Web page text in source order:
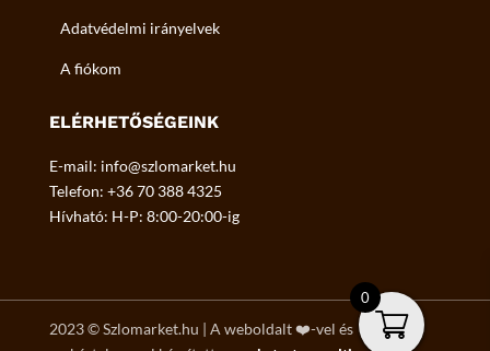
Adatvédelmi irányelvek
A fiókom
ELÉRHETŐSÉGEINK
E-mail: info@szlomarket.hu
Telefon: +36 70 388 4325
Hívható: H-P: 8:00-20:00-ig
2023©Szlomarket.hu | A weboldalt ❤️-vel és
0